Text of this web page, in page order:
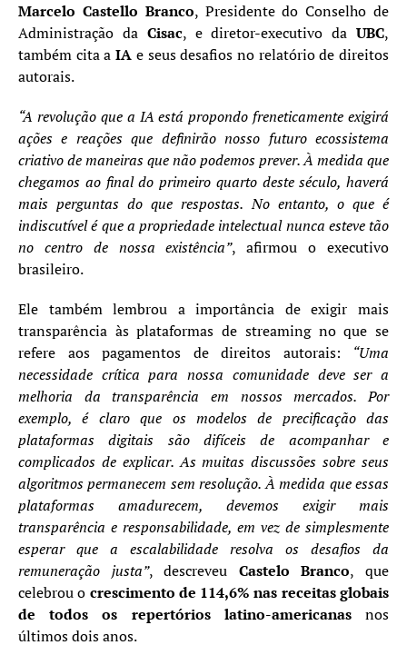
Marcelo Castello Branco, Presidente do Conselho de
Administração da Cisac, e diretor-executivo daUBC,
também cita a IA e seus desafios no relatório de direitos
autorais.
“A revolução que a IA está propondo freneticamente exigirá
ações e reações que definirão nosso futuro ecossistema
criativo de maneiras que não podemos prever. À medida que
chegamos ao final do primeiro quarto deste século, haverá
mais perguntas do que respostas. No entanto, o que é
indiscutível é que a propriedade intelectual nunca esteve tão
no centro de nossa existência”, afirmou o executivo
brasileiro.
Ele também lembrou a importância de exigir mais
transparência às plataformas de streaming no que se
refere aos pagamentos de direitos autorais: “Uma
necessidade crítica para nossa comunidade deve ser a
melhoria da transparência em nossos mercados. Por
exemplo, é claro que os modelos de precificação das
plataformas digitais são difíceis de acompanhar e
complicados de explicar. As muitas discussões sobre seus
algoritmos permanecem sem resolução. À medida que essas
plataformas amadurecem, devemos exigir mais
transparência e responsabilidade, em vez de simplesmente
esperar que a escalabilidade resolva os desafios da
remuneração justa”, descreveu Castelo Branco, que
celebrou o crescimento de 114,6% nas receitas globais
de todos os repertórios latino-americanasnos
últimos dois anos.